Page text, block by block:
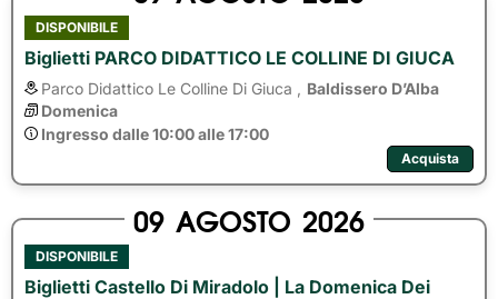
DISPONIBILE
Biglietti PARCO DIDATTICO LE COLLINE DI GIUCA
Parco Didattico Le Colline Di Giuca ,
Baldissero D’Alba
Domenica
Ingresso dalle 10:00 alle 17:00
Acquista
09 AGOSTO 2026
DISPONIBILE
Biglietti Castello Di Miradolo | La Domenica Dei